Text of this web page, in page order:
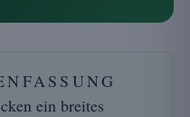
ein breites